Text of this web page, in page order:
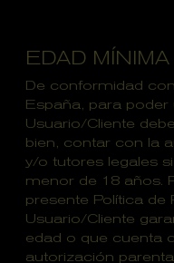
EDAD MÍNIMA
De conformidad
España, para poder
Usuario/Cliente
bien, contar con la
y/o tutores legales
menor de 18 años.
presente Política de
Usuario/Cliente
edad o que cuenta
autorización